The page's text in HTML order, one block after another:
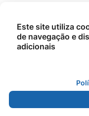
Este site utiliza
de navegação e
adicionais